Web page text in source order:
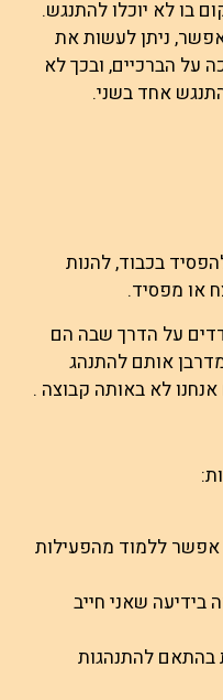
בו לא יוכלו להתנגש.
ניתן לעשות את
על הברכיים, ובכך לא
אחד בשני.
בכבוד, להנות
או מפסיד.
על הדרך שבה הם
אותם להתנהג
לא באותה קבוצה .
ללמוד מהפעילות
בידיעה שאני חייב
בהתאם להתנהגות